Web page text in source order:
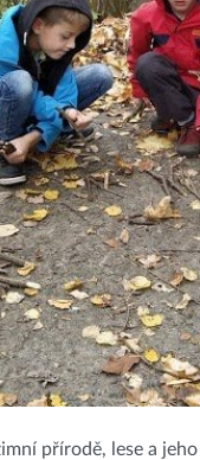
přírodě, lese a